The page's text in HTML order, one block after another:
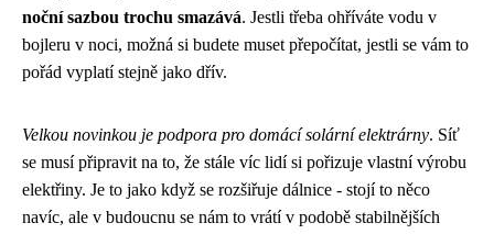
noční sazbou trochu smazává. Jestli třeba ohříváte vodu v
bojleru v noci, možná si budete muset přepočítat, jestli se vám to
pořád vyplatí stejně jako dřív.
Velkou novinkou je podpora pro domácí solární elektrárny. Síť
se musí připravit na to, že stále víc lidí si pořizuje vlastní výrobu
elektřiny. Je to jako když se rozšiřuje dálnice - stojí to něco
navíc, ale v budoucnu se nám to vrátí v podobě stabilnějších